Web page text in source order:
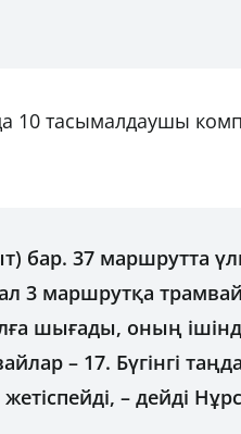
10 тасымалдаушы
бар. 37 маршрутта
3 маршрутқа
шығады, оның
– 17. Бүгінгі
– дейді